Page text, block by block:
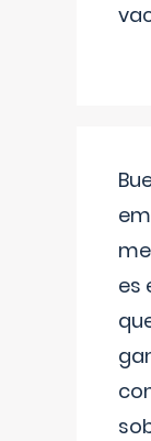
es